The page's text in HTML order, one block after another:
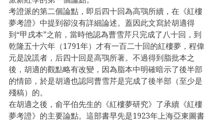
考證派的第二個論點，即后四十回為高鶚所續，在《紅樓
夢考證》中提到卻沒有詳細論述。蓋因此文寫於胡適得
到“甲戌本”之前，當時他認為曹雪芹只完成了八十回，到
乾隆五十六年（1791年）才有一百二十回的紅樓夢，程偉
元是說謊者，后四十回是高鶚所著。不過得到脂批本之
後，胡適的觀點略有改變，因為脂本中明確暗示了後半部
的情節，於是胡適也認同曹雪芹是完成了後半部（至少是
殘稿）的。
在胡適之後，俞平伯先生的《紅樓夢研究》了承續《紅樓
夢考證》的主要論點。這部書早先是1923年上海亞東圖書